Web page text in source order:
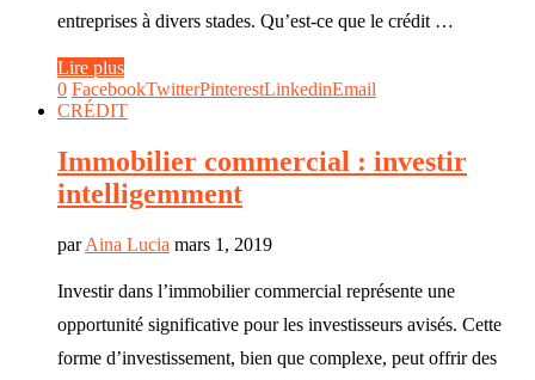
entreprises à divers stades. Qu’est-ce que le crédit …
Lire plus
0 FacebookTwitterPinterestLinkedinEmail
CRÉDIT
Immobilier commercial : investir
intelligemment
parAina Lucia mars 1, 2019
Investir dans l’immobilier commercial représente une
opportunité significative pour les investisseurs avisés. Cette
forme d’investissement, bien que complexe, peut offrir des